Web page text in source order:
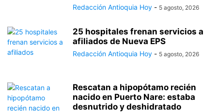
Redacción Antioquia Hoy - 5 agosto, 2026
25 hospitales frenan servicios a
afiliados de Nueva EPS
Redacción Antioquia Hoy - 5 agosto, 2026
Rescatan a hipopótamo recién
nacido en Puerto Nare: estaba
desnutrido y deshidratado